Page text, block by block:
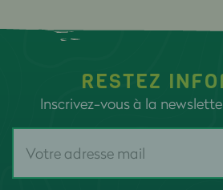
RESTEZ
Inscrivez-vous à la